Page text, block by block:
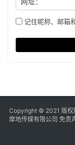
记住昵称、邮箱
Copyright © 2021 版权
摩地传媒有限公司 免责